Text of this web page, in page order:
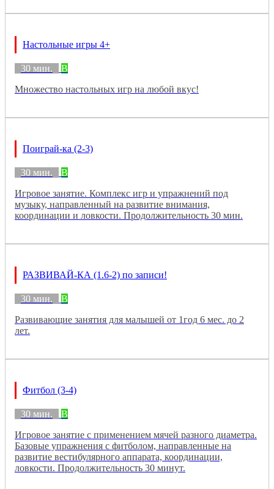
Настольные игры 4+
30 мин.
B
Множество настольных игр на любой вкус!
Поиграй-ка (2-3)
30 мин.
B
Игровое занятие. Комплекс игр и упражнений под
музыку, направленный на развитие внимания,
координации и ловкости. Продолжительность 30 мин.
РАЗВИВАЙ-КА (1.6-2) по записи!
30 мин.
B
Развивающие занятия для малышей от 1год 6 мес. до 2
лет.
Фитбол (3-4)
30 мин.
B
Игровое занятие с применением мячей разного диаметра.
Базовые упражнения с фитболом, направленные на
развитие вестибулярного аппарата, координации,
ловкости. Продолжительность 30 минут.